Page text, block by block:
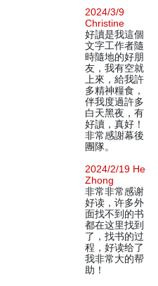
2024/3/9
Christine
好讀是我這個
文字工作者隨
時隨地的好朋
友，我有空就
上來，給我許
多精神糧食，
伴我度過許多
白天黑夜，有
好讀，真好！
非常感謝幕後
團隊。
2024/2/19 He
Zhong
非常非常感谢
好读，许多外
面找不到的书
都在这里找到
了，找书的过
程，好读给了
我非常大的帮
助！